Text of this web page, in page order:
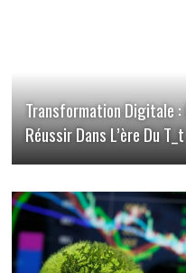
Transformation Digitale :
Réussir Dans L’ère Du T_t